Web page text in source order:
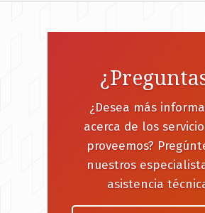
¿Desea más
acerca de los
proveemos?
nuestros
asistencia